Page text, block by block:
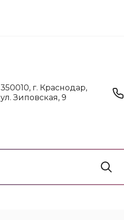
350010, г. Краснодар,
ул. Зиповская, 9